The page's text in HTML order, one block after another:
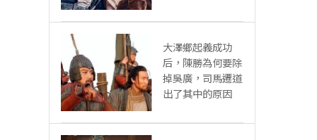
大澤鄉起義成功
后，陳勝為何要除
掉吳廣，司馬遷道
出了其中的原因